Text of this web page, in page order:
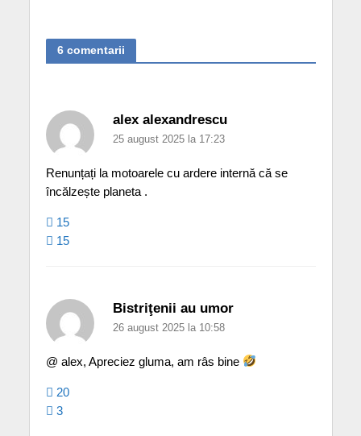
6 comentarii
alex alexandrescu
25 august 2025 la 17:23
Renunțați la motoarele cu ardere internă că se
încălzește planeta .
15
15
Bistriţenii au umor
26 august 2025 la 10:58
@ alex, Apreciez gluma, am râs bine
20
3